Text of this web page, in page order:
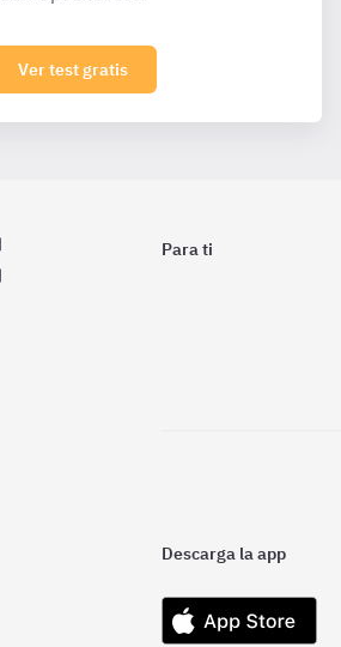
Ver test gratis
Para ti
Descarga la app